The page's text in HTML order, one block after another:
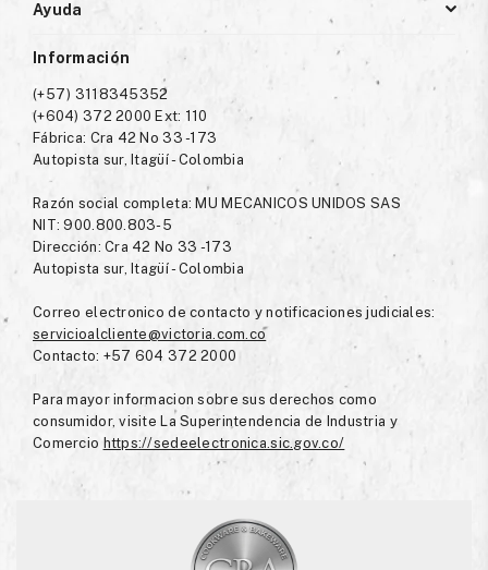
Ayuda
Información
(+57) 3118345352
(+604) 372 2000 Ext: 110
Fábrica: Cra 42 No 33 -173
Autopista sur, Itagüí - Colombia
Razón social completa: MU MECANICOS UNIDOS SAS
NIT: 900.800.803-5
Dirección: Cra 42 No 33 -173
Autopista sur, Itagüí - Colombia
Correo electronico de contacto y notificaciones judiciales:
servicioalcliente@victoria.com.co
Contacto: +57 604 372 2000
Para mayor informacion sobre sus derechos como
consumidor, visite La Superintendencia de Industria y
Comercio https://sedeelectronica.sic.gov.co/